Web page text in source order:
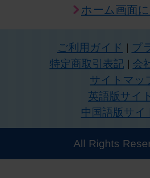
ホーム画面
ご利用ガイド | プ
特定商取引表記| 会
サイトマッ
英語版サイ
中国語版サイ
All Rights